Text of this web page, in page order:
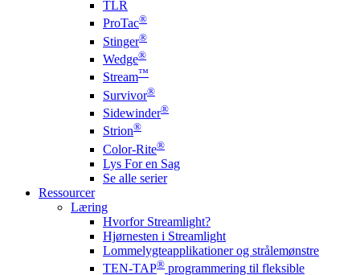
TLR
ProTac®
Stinger®
Wedge®
Stream™
Survivor®
Sidewinder®
Strion®
Color-Rite®
Lys For en Sag
Se alle serier
Ressourcer
Læring
Hvorfor Streamlight?
Hjørnesten i Streamlight
Lommelygteapplikationer og strålemønstre
TEN-TAP® programmering til fleksible